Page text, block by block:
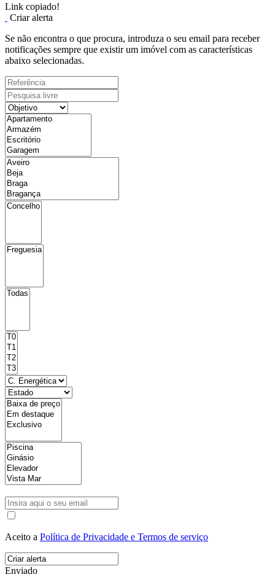
Link copiado!
Criar alerta
Se não encontra o que procura, introduza o seu email para receber
notificações sempre que existir um imóvel com as características
abaixo selecionadas.
Aceito a Política de Privacidade e Termos de serviço
Enviado